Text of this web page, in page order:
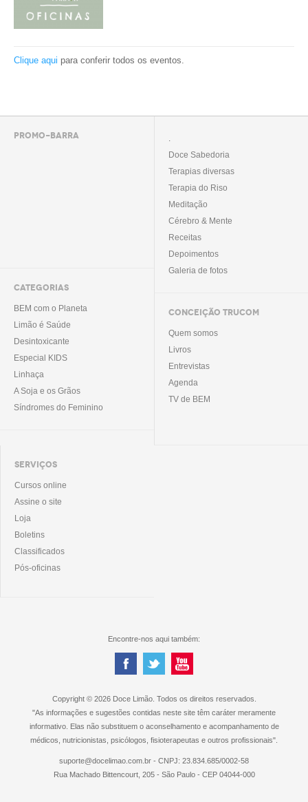
Clique aqui para conferir todos os eventos.
PROMO-BARRA
CATEGORIAS
BEM com o Planeta
Limão é Saúde
Desintoxicante
Especial KIDS
Linhaça
A Soja e os Grãos
Síndromes do Feminino
.
Doce Sabedoria
Terapias diversas
Terapia do Riso
Meditação
Cérebro & Mente
Receitas
Depoimentos
Galeria de fotos
CONCEIÇÃO TRUCOM
Quem somos
Livros
Entrevistas
Agenda
TV de BEM
SERVIÇOS
Cursos online
Assine o site
Loja
Boletins
Classificados
Pós-oficinas
Encontre-nos aqui também:
Copyright © 2026 Doce Limão. Todos os direitos reservados.
"As informações e sugestões contidas neste site têm caráter meramente
informativo. Elas não substituem o aconselhamento e acompanhamento de
médicos, nutricionistas, psicólogos, fisioterapeutas e outros profissionais".
suporte@docelimao.com.br - CNPJ: 23.834.685/0002-58
Rua Machado Bittencourt, 205 - São Paulo - CEP 04044-000